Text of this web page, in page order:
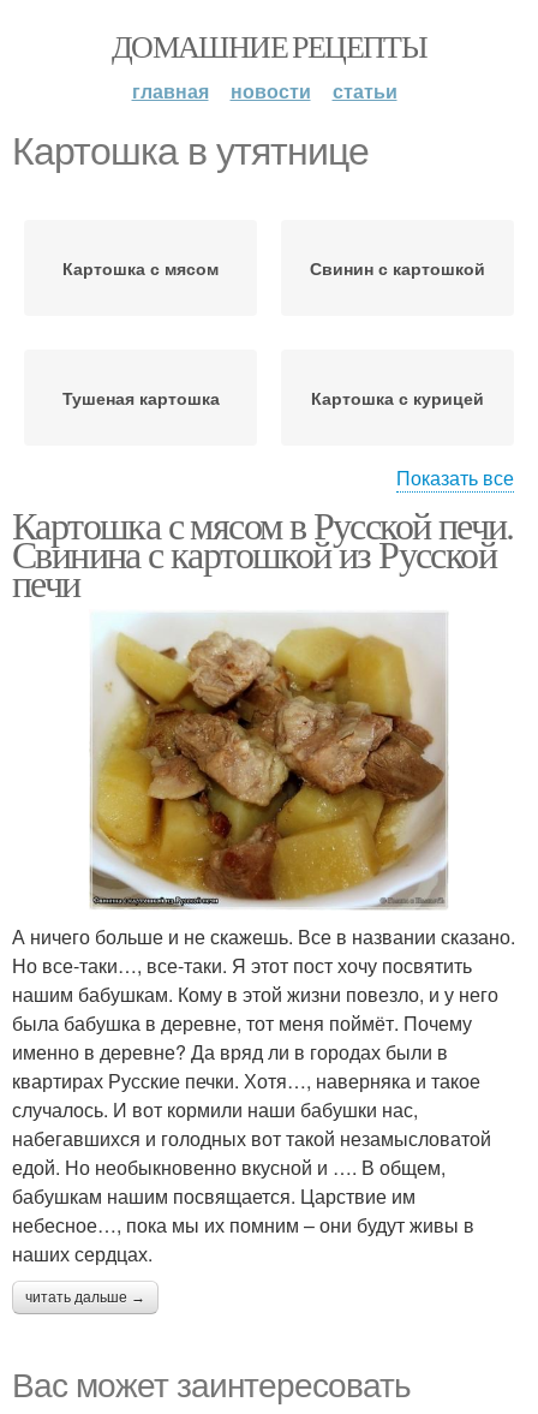
ДОМАШНИЕ РЕЦЕПТЫ
главная новости статьи
Картошка в утятнице
Картошка с мясом Свинин с картошкой
Тушеная картошка Картошка с курицей
Мясо с картошкой
Показать все
Картошка с мясом в Русской печи.
Свинина с картошкой из Русской
печи
А ничего больше и не скажешь. Все в названии сказано.
Но все-таки…, все-таки. Я этот пост хочу посвятить
нашим бабушкам. Кому в этой жизни повезло, и у него
была бабушка в деревне, тот меня поймёт. Почему
именно в деревне? Да вряд ли в городах были в
квартирах Русские печки. Хотя…, наверняка и такое
случалось. И вот кормили наши бабушки нас,
набегавшихся и голодных вот такой незамысловатой
едой. Но необыкновенно вкусной и …. В общем,
бабушкам нашим посвящается. Царствие им
небесное…, пока мы их помним – они будут живы в
наших сердцах.
читать дальше →
Вас может заинтересовать